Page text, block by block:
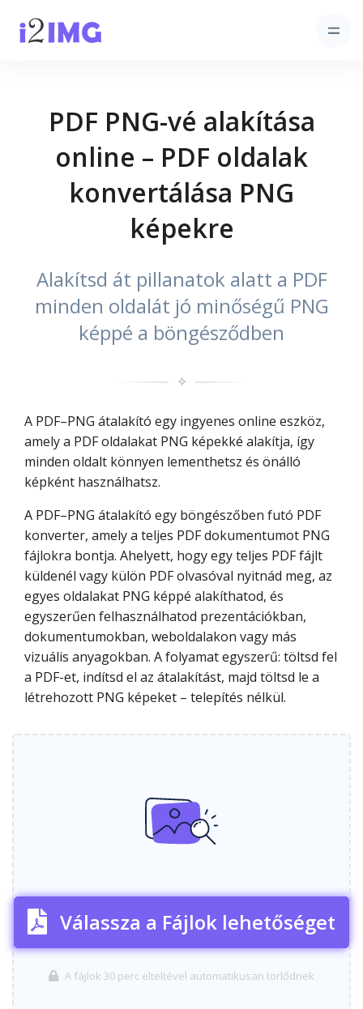
PDF PNG-vé alakítása
online – PDF oldalak
konvertálása PNG
képekre
Alakítsd át pillanatok alatt a PDF
minden oldalát jó minőségű PNG
képpé a böngésződben
✧
A PDF–PNG átalakító egy ingyenes online eszköz,
amely a PDF oldalakat PNG képekké alakítja, így
minden oldalt könnyen lementhetsz és önálló
képként használhatsz.
A PDF–PNG átalakító egy böngészőben futó PDF
konverter, amely a teljes PDF dokumentumot PNG
fájlokra bontja. Ahelyett, hogy egy teljes PDF fájlt
küldenél vagy külön PDF olvasóval nyitnád meg, az
egyes oldalakat PNG képpé alakíthatod, és
egyszerűen felhasználhatod prezentációkban,
dokumentumokban, weboldalakon vagy más
vizuális anyagokban. A folyamat egyszerű: töltsd fel
a PDF-et, indítsd el az átalakítást, majd töltsd le a
létrehozott PNG képeket – telepítés nélkül.
Válassza a Fájlok lehetőséget
A fájlok 30 perc elteltével automatikusan törlődnek